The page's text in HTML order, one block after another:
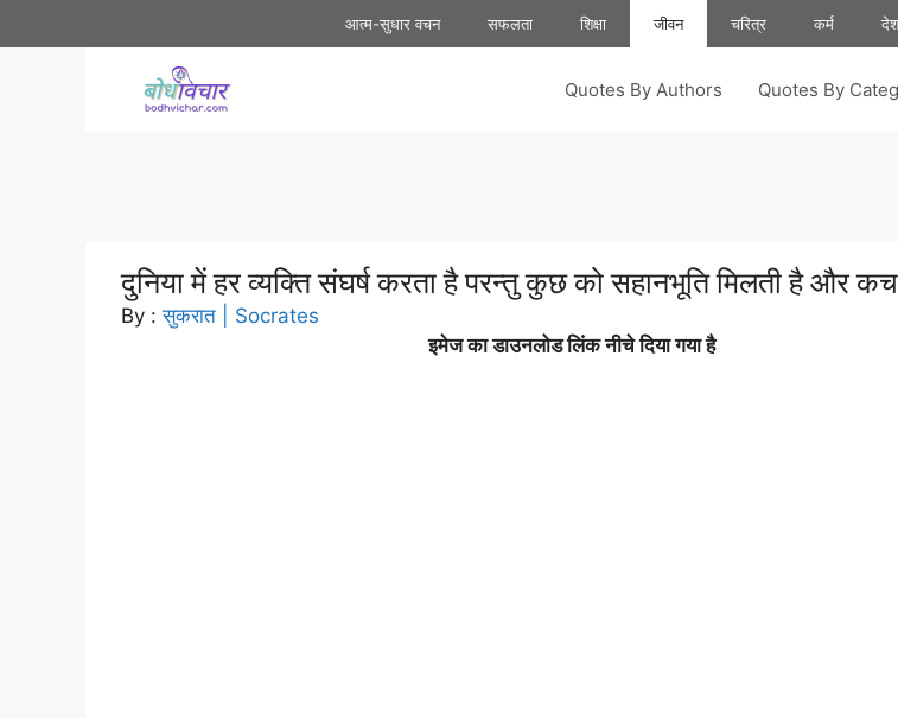
to
आत्म-सुधार वचन सफलता शिक्षा जीवन चरित्र कर्म
Quotes By Authors Quotes By
दुनिया में हर व्यक्ति संघर्ष करता है परन्तु कुछ को सहानभूति मिलती है और
By :सुकरात | Socrates
इमेज का डाउनलोड लिंक नीचे दिया गया है